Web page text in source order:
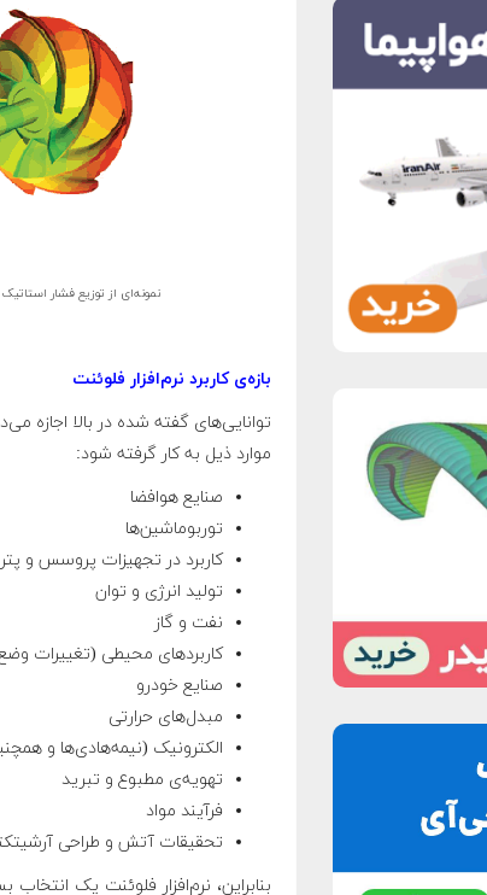
نمونه‌ای از توزیع فشار
بازه‌ی کاربرد نرم‌افزار فلوئنت
توانایی‌های گفته شده در بالا اجازه
موارد ذیل به کار گرفته شود:
صنایع هوافضا
توربوماشین‌ها
کاربرد در تجهیزات پروسس و
تولید انرژی و توان
نفت و گاز
کاربردهای محیطی (تغییرات
صنایع خودرو
مبدل‌های حرارتی
الکترونیک (نیمه‌هادی‌ها و
تهویه‌ی مطبوع و تبرید
فرآیند مواد
تحقیقات آتش و طراحی
بنابراین، نرم‌افزار فلوئنت یک